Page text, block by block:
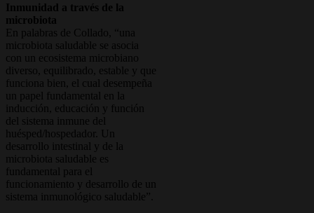
Inmunidad a través de la
microbiota
En palabras de Collado, “una
microbiota saludable se asocia
con un ecosistema microbiano
diverso, equilibrado, estable y que
funciona bien, el cual desempeña
un papel fundamental en la
inducción, educación y función
del sistema inmune del
huésped/hospedador. Un
desarrollo intestinal y de la
microbiota saludable es
fundamental para el
funcionamiento y desarrollo de un
sistema inmunológico saludable”.